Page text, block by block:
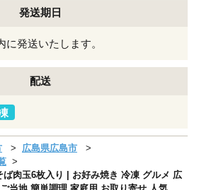
発送期日
に発送いたします。
配送
広島県広島市
肉玉6枚入り | お好み焼き 冷凍 グルメ 広